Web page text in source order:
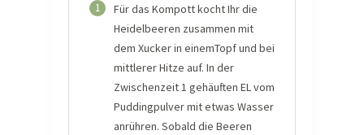
1
Für das Kompott kocht Ihr die
Heidelbeeren zusammen mit
dem Xucker in einemTopf und bei
mittlerer Hitze auf. In der
Zwischenzeit 1 gehäuften EL vom
Puddingpulver mit etwas Wasser
anrühren. Sobald die Beeren